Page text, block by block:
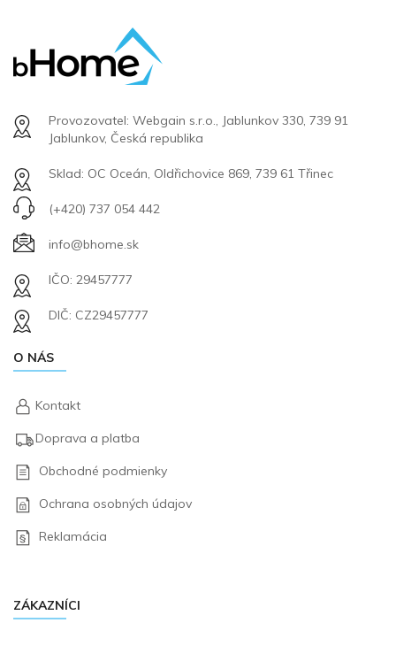
Provozovatel: Webgain s.r.o., Jablunkov 330, 739 91
Jablunkov, Česká republika
Sklad: OC Oceán, Oldřichovice 869, 739 61 Třinec
(+420) 737 054 442
info@bhome.sk
IČO: 29457777
DIČ: CZ29457777
O NÁS
Kontakt
Doprava a platba
Obchodné podmienky
Ochrana osobných údajov
Reklamácia
ZÁKAZNÍCI